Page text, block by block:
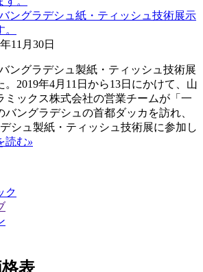
ングラデシュ紙・ティッシュ技術展示
11月30日
ングラデシュ製紙・ティッシュ技術展
。2019年4月11日から13日にかけて、山
ミックス株式会社の営業チームが「一
バングラデシュの首都ダッカを訪れ、
シュ製紙・ティッシュ技術展に参加し
読む»
表